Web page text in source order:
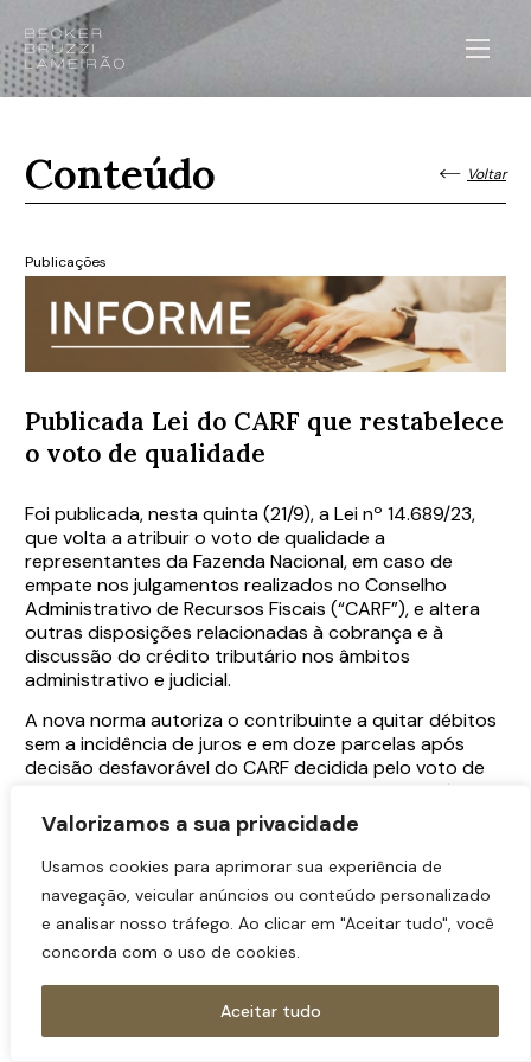
Valorizamos a sua privacidade
Usamos cookies para aprimorar sua experiência de
navegação, veicular anúncios ou conteúdo personalizado
e analisar nosso tráfego. Ao clicar em "Aceitar tudo", você
concorda com o uso de cookies.
Aceitar tudo
Conteúdo Voltar
Publicações
Publicada Lei do CARF que restabelece
o voto de qualidade
Foi publicada, nesta quinta (21/9), a Lei nº 14.689/23,
que volta a atribuir o voto de qualidade a
representantes da Fazenda Nacional, em caso de
empate nos julgamentos realizados no Conselho
Administrativo de Recursos Fiscais (“CARF”), e altera
outras disposições relacionadas à cobrança e à
discussão do crédito tributário nos âmbitos
administrativo e judicial.
A nova norma autoriza o contribuinte a quitar débitos
sem a incidência de juros e em doze parcelas após
decisão desfavorável do CARF decidida pelo voto de
qualidade, permitindo ainda a negociação dos débitos
inscritos em dívida ativa da União. Além disso, os
contribuintes com grande capacidade de pagamento
não precisarão oferecer garantia para discussão de
tais casos no Poder Judiciário.
Algumas disposições relevantes da Lei foram vetadas
pela Presidência da República. Merecem destaque
excedesse 100% do valor do crédito tributário
apurado, bem como aquela que previa, como incentivo